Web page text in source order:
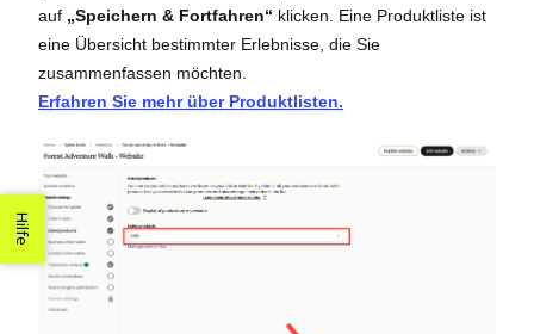
auf „Speichern & Fortfahren“ klicken. Eine Produktliste ist
eine Übersicht bestimmter Erlebnisse, die Sie
zusammenfassen möchten.
Erfahren Sie mehr über Produktlisten.
Hilfe